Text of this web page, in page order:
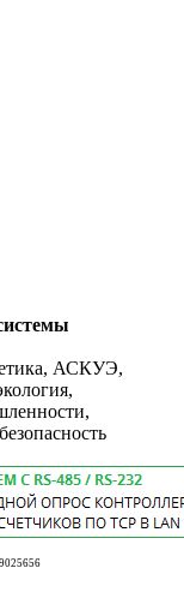
АСКУЭ,